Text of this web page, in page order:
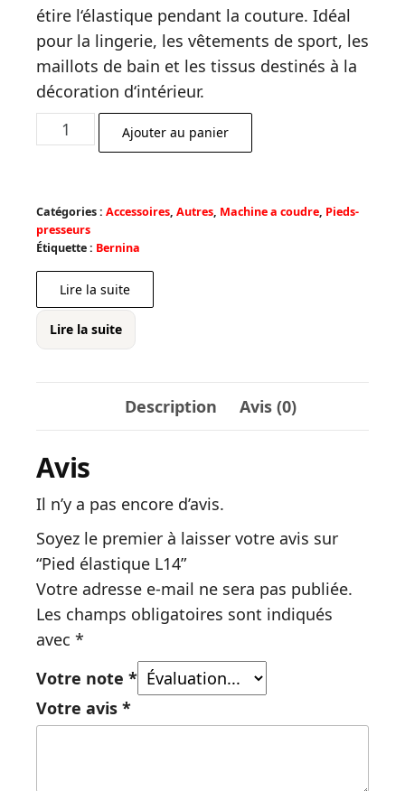
initial
était :
€ 106,00.
actuel
est :
€ 95,40.
étire l‘élastique pendant la couture. Idéal
pour la lingerie, les vêtements de sport, les
maillots de bain et les tissus destinés à la
décoration d‘intérieur.
quantité
de
L14
Ajouter au panier
Catégories : Accessoires, Autres, Machine a coudre, Pieds-
presseurs
Étiquette : Bernina
Lire la suite
Lire la suite
Description Avis (0)
Avis
Il n’y a pas encore d’avis.
Soyez le premier à laisser votre avis sur
“Pied élastique L14”
Votre adresse e-mail ne sera pas publiée.
Les champs obligatoires sont indiqués
avec *
Votre note *
Votre avis *